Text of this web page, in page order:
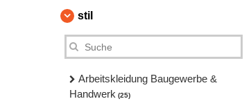
stil
Arbeitskleidung Baugewerbe &
Handwerk (25)